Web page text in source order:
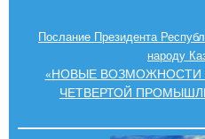
Послание Президента
народу
«НОВЫЕ ВОЗМОЖНОСТИ
ЧЕТВЕРТОЙ